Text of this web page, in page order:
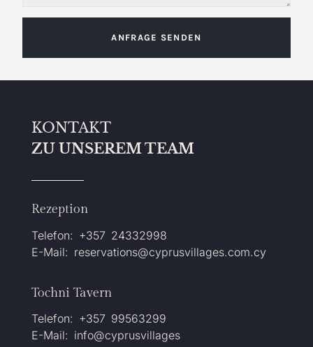
ANFRAGE SENDEN
KONTAKT
ZU UNSEREM TEAM
Rezeption
Telefon: +357 24332998
E-Mail: reservations@cyprusvillages.com.cy
Tochni Tavern
Telefon: +357 99563299
E-Mail: info@cyprusvillages